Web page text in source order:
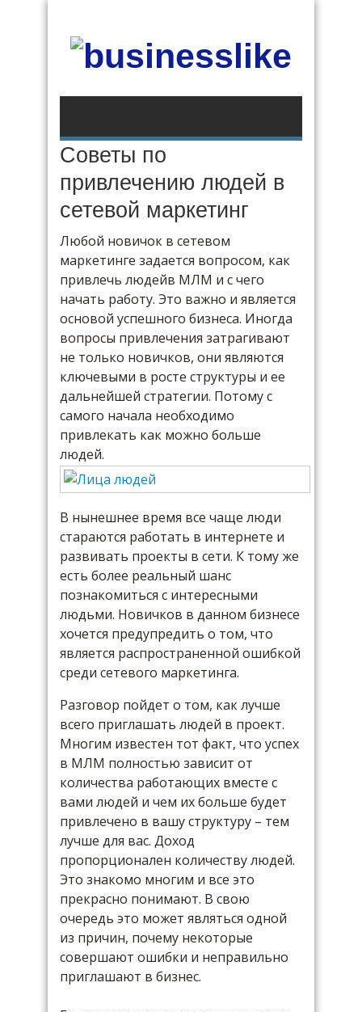
Советы по
привлечению людей в
сетевой маркетинг
Любой новичок в сетевом
маркетинге задается вопросом, как
привлечь людейв МЛМ и с чего
начать работу. Это важно и является
основой успешного бизнеса. Иногда
вопросы привлечения затрагивают
не только новичков, они являются
ключевыми в росте структуры и ее
дальнейшей стратегии. Потому с
самого начала необходимо
привлекать как можно больше
людей.
В нынешнее время все чаще люди
стараются работать в интернете и
развивать проекты в сети. К тому же
есть более реальный шанс
познакомиться с интересными
людьми. Новичков в данном бизнесе
хочется предупредить о том, что
является распространенной ошибкой
среди сетевого маркетинга.
Разговор пойдет о том, как лучше
всего приглашать людей в проект.
Многим известен тот факт, что успех
в МЛМ полностью зависит от
количества работающих вместе с
вами людей и чем их больше будет
привлечено в вашу структуру – тем
лучше для вас. Доход
пропорционален количеству людей.
Это знакомо многим и все это
прекрасно понимают. В свою
очередь это может являться одной
из причин, почему некоторые
совершают ошибки и неправильно
приглашают в бизнес.